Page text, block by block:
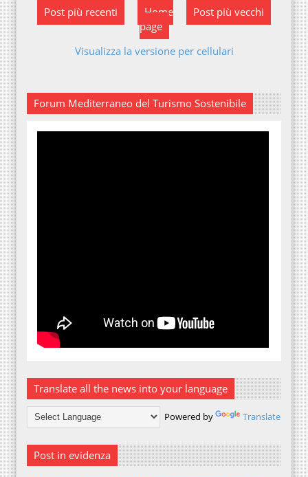
Post più recenti Post più vecchi
Home
page
Visualizza la versione per cellulari
Forum Mediterraneo del Turismo Sostenibile
Translate all the news into your language
Powered by Translate
Post in evidenza